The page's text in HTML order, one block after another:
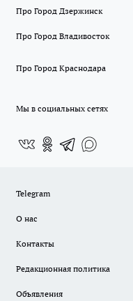
Про Город Дзержинск
Про Город Владивосток
Про Город Краснодара
Мы в социальных сетях
Telegram
О нас
Контакты
Редакционная политика
Объявления